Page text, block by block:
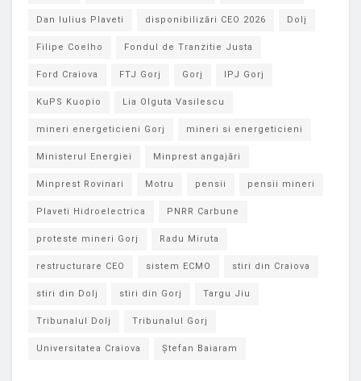
Dan Iulius Plaveti disponibilizări CEO 2026 Dolj
Filipe Coelho Fondul de Tranzitie Justa
Ford Craiova FTJ Gorj Gorj IPJ Gorj
KuPS Kuopio Lia Olguta Vasilescu
mineri energeticieni Gorj mineri si energeticieni
Ministerul Energiei Minprest angajări
Minprest Rovinari Motru pensii pensii mineri
Plaveti Hidroelectrica PNRR Carbune
proteste mineri Gorj Radu Miruta
restructurare CEO sistem ECMO stiri din Craiova
stiri din Dolj stiri din Gorj Targu Jiu
Tribunalul Dolj Tribunalul Gorj
Universitatea Craiova Ștefan Baiaram